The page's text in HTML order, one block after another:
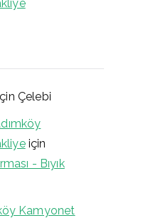
Çelebi
için
- Bıyık
Kamyonet